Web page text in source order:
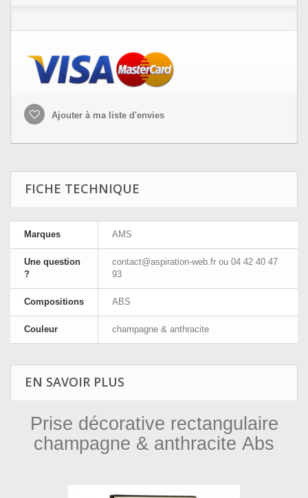
Ajouter à ma liste d'envies
FICHE TECHNIQUE
Marques AMS
Une question
?
contact@aspiration-web.fr ou 04 42 40 47
93
Compositions ABS
Couleur champagne & anthracite
EN SAVOIR PLUS
Prise décorative rectangulaire
champagne & anthracite Abs